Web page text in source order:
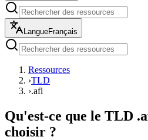
LangueFrançais
Ressources
›TLD
›.afl
Qu'est-ce que le TLD
choisir ?